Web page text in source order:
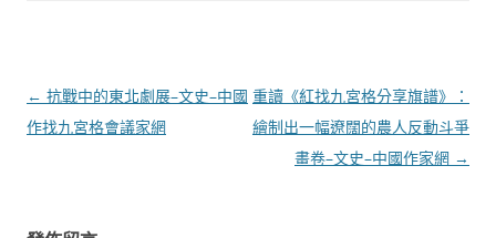
文
章
← 抗戰中的東北劇展–文史–中國
作找九宮格會議家網
重讀《紅找九宮格分享旗譜》：
繪制出一幅遼闊的農人反動斗爭
畫卷–文史–中國作家網 →